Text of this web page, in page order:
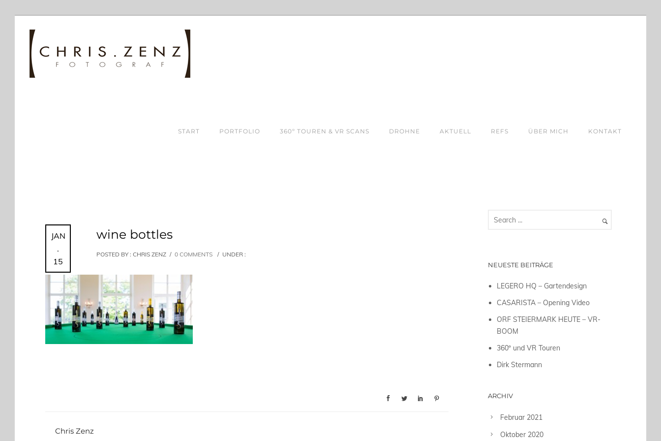
START PORTFOLIO 360º TOUREN & VR SCANS DROHNE AKTUELL REFS ÜBER MICH KONTAKT
JAN
.
15
wine bottles
POSTED BY : CHRIS ZENZ / 0 COMMENTS / UNDER :
Chris Zenz
NEUESTE BEITRÄGE
LEGERO HQ – Gartendesign
CASARISTA – Opening Video
ORF STEIERMARK HEUTE – VR-
BOOM
360º und VR Touren
Dirk Stermann
ARCHIV
Februar 2021
Oktober 2020